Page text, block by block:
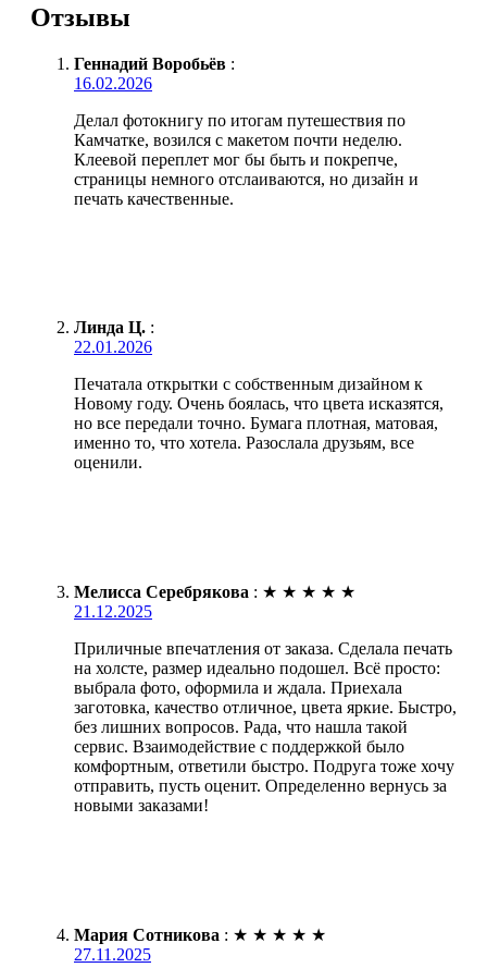
Отзывы
Геннадий Воробьёв :
16.02.2026
Делал фотокнигу по итогам путешествия по
Камчатке, возился с макетом почти неделю.
Клеевой переплет мог бы быть и покрепче,
страницы немного отслаиваются, но дизайн и
печать качественные.
Линда Ц. :
22.01.2026
Печатала открытки с собственным дизайном к
Новому году. Очень боялась, что цвета исказятся,
но все передали точно. Бумага плотная, матовая,
именно то, что хотела. Разослала друзьям, все
оценили.
Мелисса Серебрякова : ★ ★ ★ ★ ★
21.12.2025
Приличные впечатления от заказа. Сделала печать
на холсте, размер идеально подошел. Всё просто:
выбрала фото, оформила и ждала. Приехала
заготовка, качество отличное, цвета яркие. Быстро,
без лишних вопросов. Рада, что нашла такой
сервис. Взаимодействие с поддержкой было
комфортным, ответили быстро. Подруга тоже хочу
отправить, пусть оценит. Определенно вернусь за
новыми заказами!
Мария Сотникова : ★ ★ ★ ★ ★
27.11.2025